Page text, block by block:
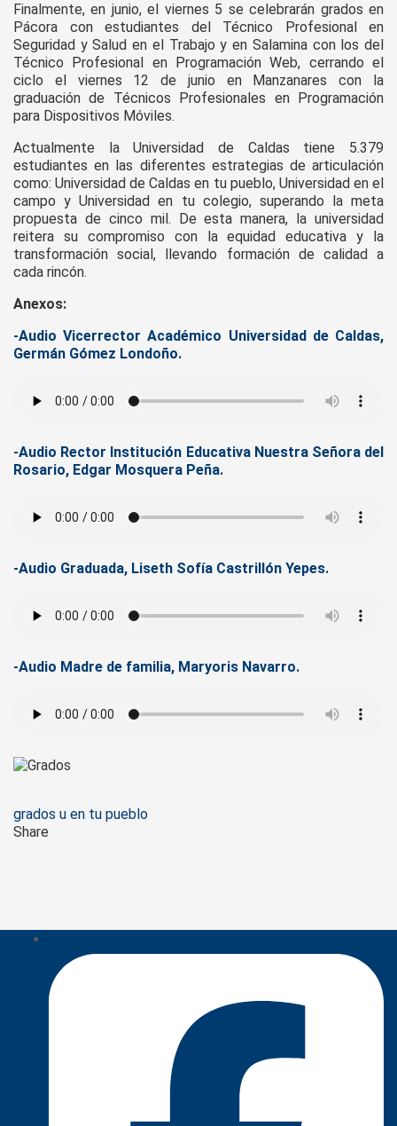
Finalmente, en junio, el viernes 5 se celebrarán grados en
Pácora con estudiantes del Técnico Profesional en
Seguridad y Salud en el Trabajo y en Salamina con los del
Técnico Profesional en Programación Web, cerrando el
ciclo el viernes 12 de junio en Manzanares con la
graduación de Técnicos Profesionales en Programación
para Dispositivos Móviles.
Actualmente la Universidad de Caldas tiene 5.379
estudiantes en las diferentes estrategias de articulación
como: Universidad de Caldas en tu pueblo, Universidad en el
campo y Universidad en tu colegio, superando la meta
propuesta de cinco mil. De esta manera, la universidad
reitera su compromiso con la equidad educativa y la
transformación social, llevando formación de calidad a
cada rincón.
Anexos:
-Audio Vicerrector Académico Universidad de Caldas,
Germán Gómez Londoño.
-Audio Rector Institución Educativa Nuestra Señora del
Rosario, Edgar Mosquera Peña.
-Audio Graduada, Liseth Sofía Castrillón Yepes.
-Audio Madre de familia, Maryoris Navarro.
Tags
grados u en tu pueblo
Share